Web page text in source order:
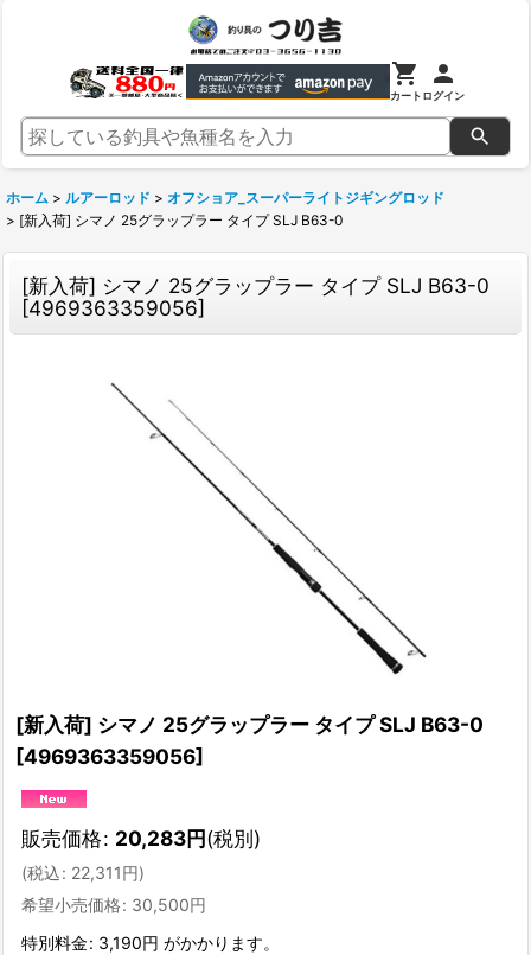
カートログイン
ホーム > ルアーロッド > オフショア_スーパーライトジギングロッド
> [新入荷] シマノ 25グラップラー タイプ SLJ B63-0
[新入荷] シマノ 25グラップラー タイプ SLJ B63-0
[4969363359056]
[新入荷] シマノ 25グラップラー タイプ SLJ B63-0
[4969363359056]
販売価格: 20,283円(税別)
(税込: 22,311円)
希望小売価格: 30,500円
特別料金: 3,190円 がかかります。